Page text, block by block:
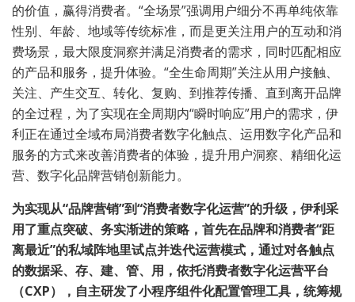
的价值，赢得消费者。“全场景”强调用户细分不再单纯依靠
性别、年龄、地域等传统标准，而是更关注用户的互动和消
费场景，最大限度洞察并满足消费者的需求，同时匹配相应
的产品和服务，提升体验。“全生命周期”关注从用户接触、
关注、产生交互、转化、复购、到推荐传播、直到离开品牌
的全过程，为了实现在全周期内“瞬时响应”用户的需求，伊
利正在通过全域布局消费者数字化触点、运用数字化产品和
服务的方式来改善消费者的体验，提升用户洞察、精细化运
营、数字化品牌营销创新能力。
为实现从“品牌营销”到“消费者数字化运营”的升级，伊利采
用了重点突破、务实渐进的策略，首先在品牌和消费者“距
离最近”的私域阵地里试点并迭代运营模式，通过对各触点
的数据采、存、建、管、用，依托消费者数字化运营平台
（CXP），自主研发了小程序组件化配置管理工具，统筹规